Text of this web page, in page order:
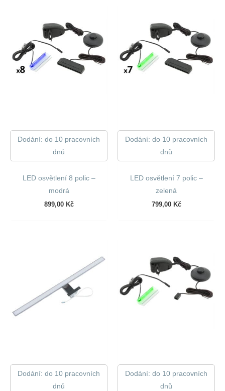
Dodání: do 10 pracovních
dnů
LED osvětlení 8 polic –
modrá
899,00 Kč
Dodání: do 10 pracovních
dnů
LED osvětlení 7 polic –
zelená
799,00 Kč
Dodání: do 10 pracovních
dnů
Dodání: do 10 pracovních
dnů